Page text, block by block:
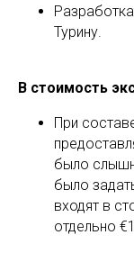
Турину.
В стоимость
При
было
было
входят в
отдельно